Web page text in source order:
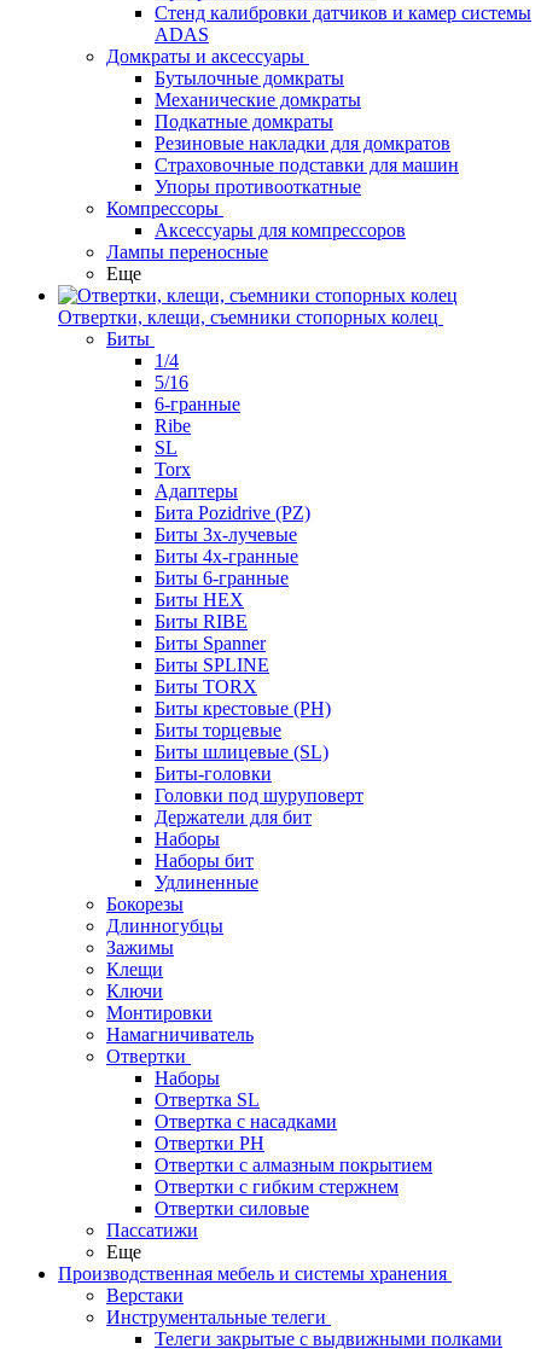
Стенд калибровки датчиков и камер системы
ADAS
Домкраты и аксессуары
Бутылочные домкраты
Механические домкраты
Подкатные домкраты
Резиновые накладки для домкратов
Страховочные подставки для машин
Упоры противооткатные
Компрессоры
Аксессуары для компрессоров
Лампы переносные
Еще
Отвертки, клещи, съемники стопорных колец
Биты
1/4
5/16
6-гранные
Ribe
SL
Torx
Адаптеры
Бита Pozidrive (PZ)
Биты 3х-лучевые
Биты 4х-гранные
Биты 6-гранные
Биты HEX
Биты RIBE
Биты Spanner
Биты SPLINE
Биты TORX
Биты крестовые (PH)
Биты торцевые
Биты шлицевые (SL)
Биты-головки
Головки под шуруповерт
Держатели для бит
Наборы
Наборы бит
Удлиненные
Бокорезы
Длинногубцы
Зажимы
Клещи
Ключи
Монтировки
Намагничиватель
Отвертки
Наборы
Отвертка SL
Отвертка с насадками
Отвертки PH
Отвертки с алмазным покрытием
Отвертки с гибким стержнем
Отвертки силовые
Пассатижи
Еще
Производственная мебель и системы хранения
Верстаки
Инструментальные телеги
Телеги закрытые с выдвижными полками